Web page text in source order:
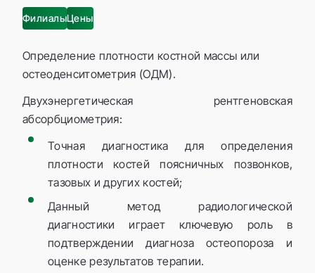
ФилиалыЦены
Определение плотности костной массы или
остеоденситометрия (ОДМ).
Двухэнергетическая рентгеновская
абсорбциометрия:
Точная диагностика для определения
плотности костей поясничных позвонков,
тазовых и других костей;
Данный метод радиологической
диагностики играет ключевую роль в
подтверждении диагноза остеопороза и
оценке результатов терапии.